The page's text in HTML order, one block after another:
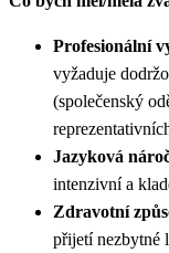
Profesionální
vyžaduje
(společenský
Jazyková
intenzivní a
Zdravotní
přijetí nezbytné